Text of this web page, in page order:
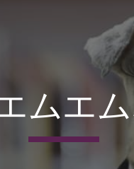
Skip to
ムエ